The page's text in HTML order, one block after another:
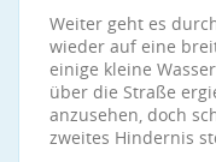
Weiter geht es
wieder auf eine
einige kleine
über die Straße
anzusehen, doch
zweites Hindernis